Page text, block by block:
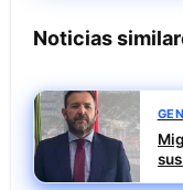
Noticias
la